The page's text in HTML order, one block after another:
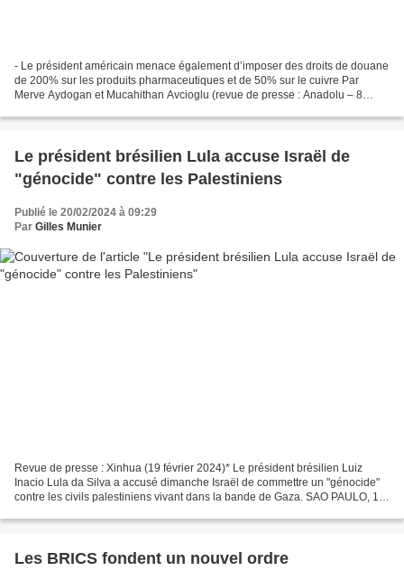
- Le président américain menace également d’imposer des droits de douane
de 200% sur les produits pharmaceutiques et de 50% sur le cuivre Par
Merve Aydogan et Mucahithan Avcioglu (revue de presse : Anadolu – 8
Le président brésilien Lula accuse Israël de
"génocide" contre les Palestiniens
Publié le 20/02/2024 à 09:29
Par Gilles Munier
Revue de presse : Xinhua (19 février 2024)* Le président brésilien Luiz
Inacio Lula da Silva a accusé dimanche Israël de commettre un "génocide"
contre les civils palestiniens vivant dans la bande de Gaza. SAO PAULO, 19
Les BRICS fondent un nouvel ordre